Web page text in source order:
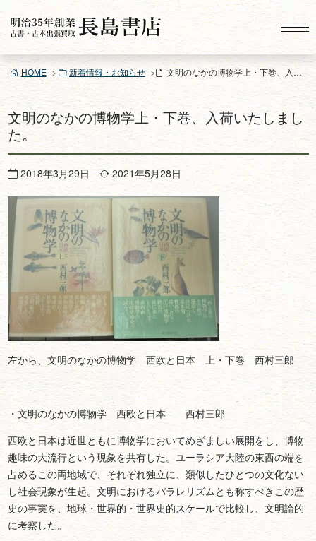
ン
ツ
ス
キ
HOME 新着情報・お知らせ 文明のなかの博物学上・下巻、入荷いたしました。
文明のなかの博物学上・下巻、入荷いたしまし
た。
2018年3月29日 2021年5月28日
左から、文明のなかの博物学 西欧と日本 上・下巻 西村三郎
・文明のなかの博物学 西欧と日本 西村三郎
西欧と日本は近世ともに博物学においてめざましい展開をし、博物
趣味の大流行という現象を共有した。ユーラシア大陸の東西の端を
占めるこの両地域で、それぞれ独立に、類似したひとつの文化ない
し社会現象が生起。文明におけるパラレリズムとも称すべきこの歴
史の事実を、地球・世界的・世界史的スケールで比較し、文明論的
に考察した。